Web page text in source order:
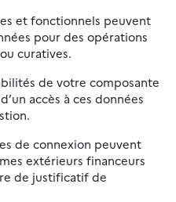
et fonctionnels peuvent
pour des opérations
curatives.
de votre composante
accès à ces données
de connexion peuvent
extérieurs financeurs
de justificatif de